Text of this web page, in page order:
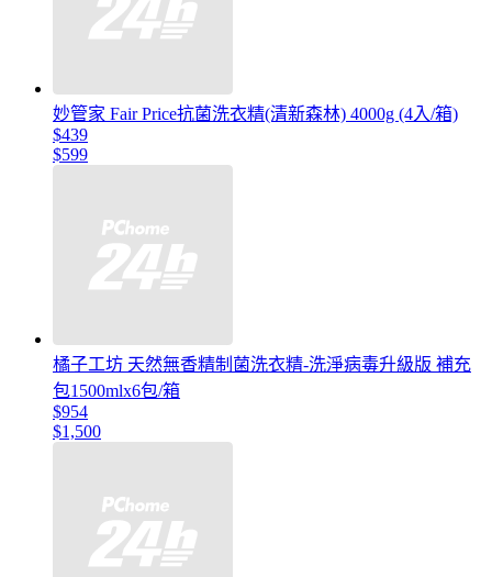
妙管家 Fair Price抗菌洗衣精(清新森林) 4000g (4入/箱)
$439
$599
橘子工坊 天然無香精制菌洗衣精-洗淨病毒升級版 補充
包1500mlx6包/箱
$954
$1,500